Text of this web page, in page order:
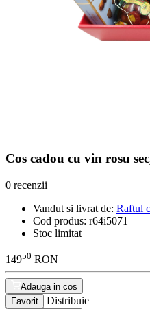
Cos cadou cu vin rosu
0 recenzii
Vandut si livrat de: Raftul
Cod produs: r64i5071
Stoc limitat
14950 RON
Adauga in cos
Favorit
Distribuie